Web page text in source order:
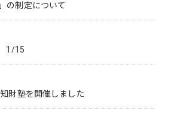
の制定について
1/15
財塾を開催しました